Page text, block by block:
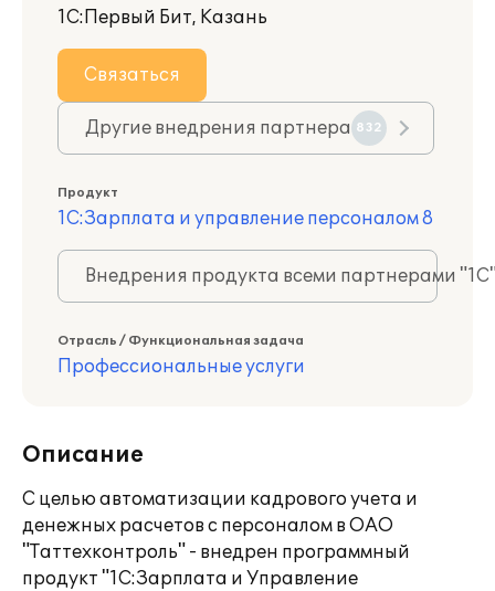
1С:Первый Бит, Казань
Связаться
Другие внедрения партнера 832
Продукт
1С:Зарплата и управление персоналом 8
Внедрения продукта всеми партнерами
Отрасль / Функциональная задача
Профессиональные услуги
Описание
С целью автоматизации кадрового учета и
денежных расчетов с персоналом в ОАО
"Таттехконтроль" - внедрен программный
продукт "1С:Зарплата и Управление